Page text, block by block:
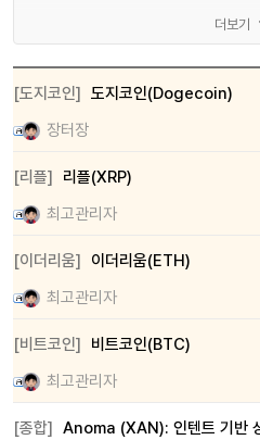
솔라나
더보기
[도지코인] 도지코인(Dogecoin)
장터장
[리플]
리플(XRP)
최고관리자
[이더리움]
이더리움(ETH)
최고관리자
[비트코인]
비트코인(BTC)
최고관리자
[종합] Anoma (XAN): 인텐트 기반